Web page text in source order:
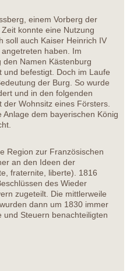
einem Vorberg der
konnte eine Nutzung
soll auch Kaiser Heinrich IV
haben. Im
den Namen Kästenburg
befestigt. Doch im Laufe
der Burg. So wurde
und in den folgenden
Wohnsitz eines Försters.
dem bayerischen König
Region zur Französischen
an den Ideen der
fraternite, liberte). 1816
des Wieder
zugeteilt. Die mittlerweile
dann um 1830 immer
Steuern benachteiligten